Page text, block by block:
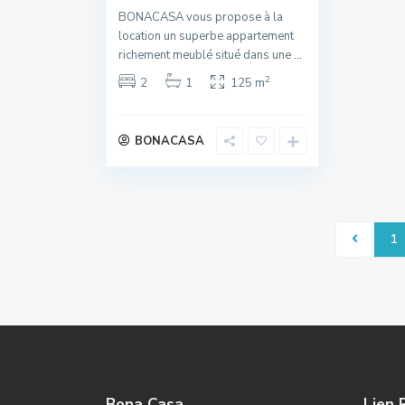
BONACASA vous propose à la
location un superbe appartement
richement meublé situé dans une...
2
1 125 m2
BONACASA
1